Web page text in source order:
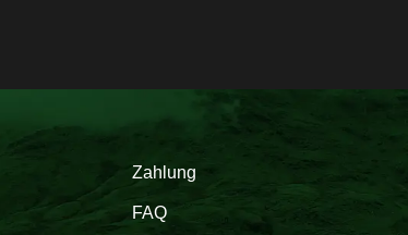
Zahlung
FAQ